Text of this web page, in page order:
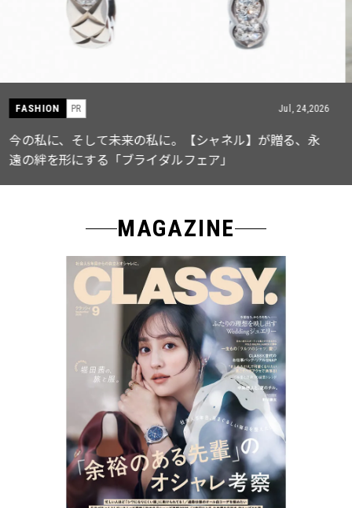
FASHION PR Jul, 15,2026
【ICB】人気インフルエンサーと共同制作! 週5で着たく
なる「名品ブラウス」２選
MAGAZINE